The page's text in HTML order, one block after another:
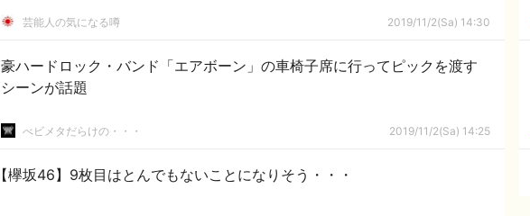
芸能人の気になる噂 2019/11/2(Sa) 14:30
豪ハードロック・バンド「エアボーン」の車椅子席に行ってピックを渡す
シーンが話題
べビメタだらけの・・・ 2019/11/2(Sa) 14:25
【欅坂46】9枚目はとんでもないことになりそう・・・